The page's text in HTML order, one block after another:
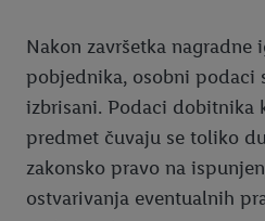
Nakon završetka
pobjednika, osobni podaci
izbrisani. Podaci dobitnika
predmet čuvaju se toliko
zakonsko pravo na
ostvarivanja eventualnih